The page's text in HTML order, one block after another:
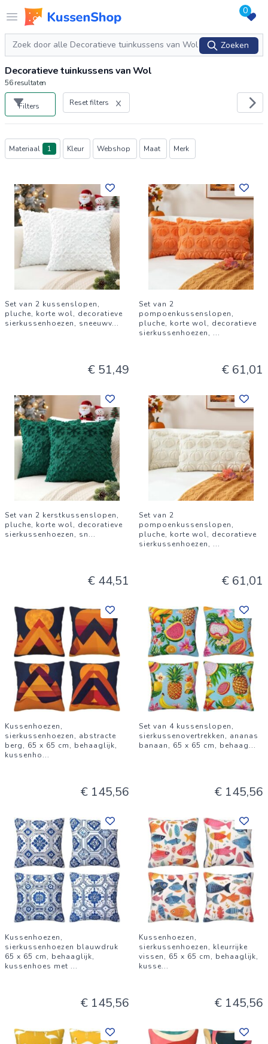
Open menu
Logo www.kussenshop.nl 0
Zoeken
Zoeken
Decoratieve tuinkussens van Wol
56resultaten
Filters Reset filters
Producten
Materiaal 1 Kleur Webshop Maat Merk
Set van 2 kussenslopen,
pluche, korte wol, decoratieve
sierkussenhoezen, sneeuwv...
€ 51,49
Set van 2
pompoenkussenslopen,
pluche, korte wol, decoratieve
sierkussenhoezen, ...
€ 61,01
Set van 2 kerstkussenslopen,
pluche, korte wol, decoratieve
sierkussenhoezen, sn...
€ 44,51
Set van 2
pompoenkussenslopen,
pluche, korte wol, decoratieve
sierkussenhoezen, ...
€ 61,01
Kussenhoezen,
sierkussenhoezen, abstracte
berg, 65 x 65 cm, behaaglijk,
kussenho...
€ 145,56
Set van 4 kussenslopen,
sierkussenovertrekken, ananas
banaan, 65 x 65 cm, behaag...
€ 145,56
Kussenhoezen,
sierkussenhoezen blauwdruk
65 x 65 cm, behaaglijk,
kussenhoes met ...
€ 145,56
Kussenhoezen,
sierkussenhoezen, kleurrijke
vissen, 65 x 65 cm, behaaglijk,
kusse...
€ 145,56